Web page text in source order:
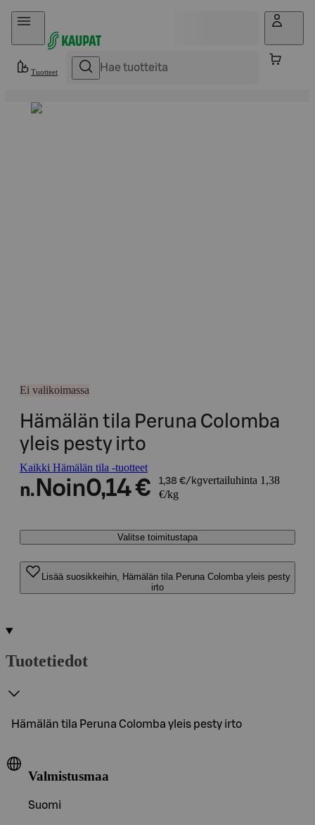
Hyppää sisältöön
Tuotteet
Ei valikoimassa
Hämälän tila Peruna Colomba
yleis pesty irto
Kaikki Hämälän tila -tuotteet
n. Noin0,14 € 1,38 €/kgvertailuhinta 1,38
€/kg
Valitse toimitustapa
Lisää suosikkeihin, Hämälän tila Peruna Colomba yleis pesty
irto
Tuotetiedot
Hämälän tila Peruna Colomba yleis pesty irto
Valmistusmaa
Suomi